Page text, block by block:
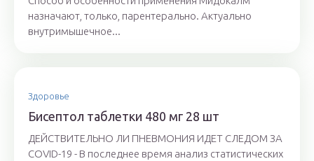
назначают, только, парентерально. Актуально
внутримышечное...
Здоровье
Бисептол таблетки 480 мг 28 шт
ДЕЙСТВИТЕЛЬНО ЛИ ПНЕВМОНИЯ ИДЕТ СЛЕДОМ ЗА
COVID-19 - В последнее время анализ статистических